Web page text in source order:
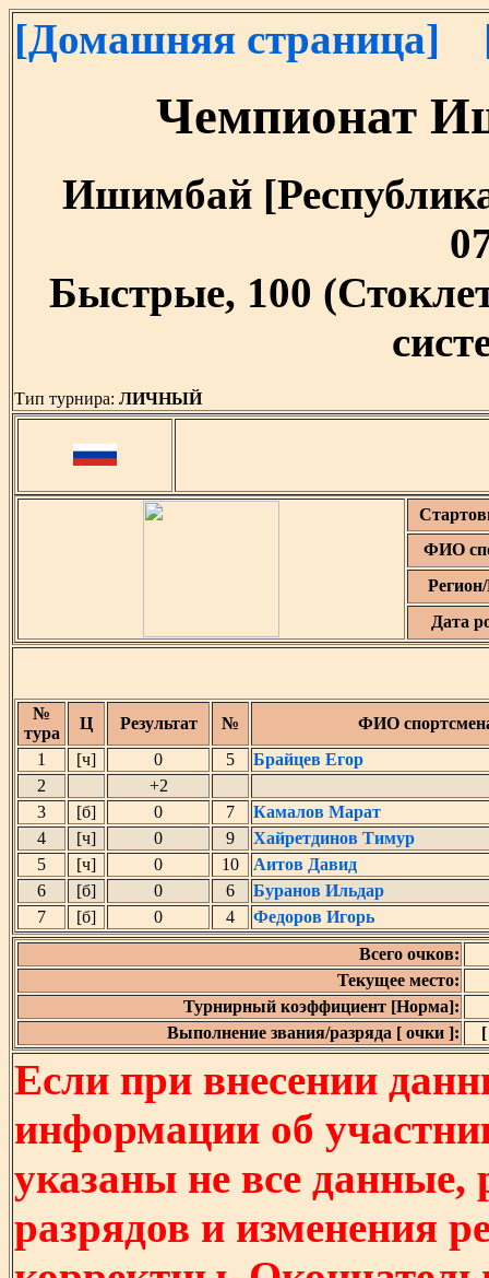
[Домашняя страница]
Чемпионат
Ишимбай
Быстрые, 100
Тип турнира: ЛИЧНЫЙ
ФИО
Дата
№
тура
Ц Результат №
ФИО
1
[ч] 0 5
Брайцев Егор
2
+2
3
[б] 0 7
Камалов Марат
4
[ч] 0 9
Хайретдинов Тимур
5
[ч] 0 10
Аитов Давид
6
[б] 0 6
Буранов Ильдар
7
[б] 0 4
Федоров Игорь
Всего очков:
Текущее место:
Турнирный коэффициент [Норма]:
Выполнение звания/разряда [ очки ]:
Если при внесении
информации об
указаны не все
разрядов и изменения